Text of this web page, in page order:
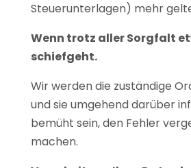
Steuerunterlagen) mehr
Wenn trotz aller Sorgfalt
schiefgeht.
Wir werden die zuständige
und sie umgehend darüber
bemüht sein, den Fehler
machen.